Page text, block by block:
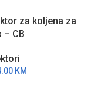
za koljena za
– CB
KM